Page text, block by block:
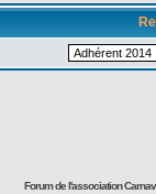
Forum de l'association